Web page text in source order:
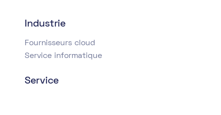
Industrie
Fournisseurs cloud
Service informatique
Service